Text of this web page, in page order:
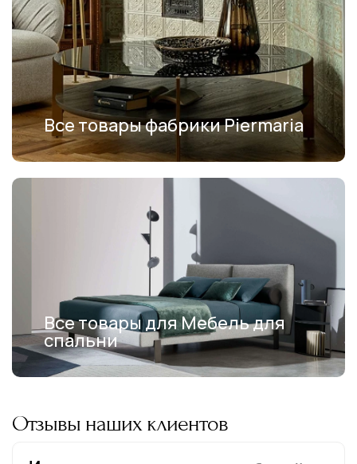
Все товары фабрики Piermaria
Все товары для Мебель для
спальни
Отзывы наших клиентов